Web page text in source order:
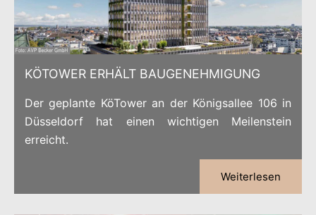
KÖTOWER ERHÄLT BAUGENEHMIGUNG
Der geplante KöTower an der Königsallee 106 in
Düsseldorf hat einen wichtigen Meilenstein
erreicht.
Weiterlesen